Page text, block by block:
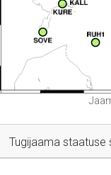
Tugijaama staatuse